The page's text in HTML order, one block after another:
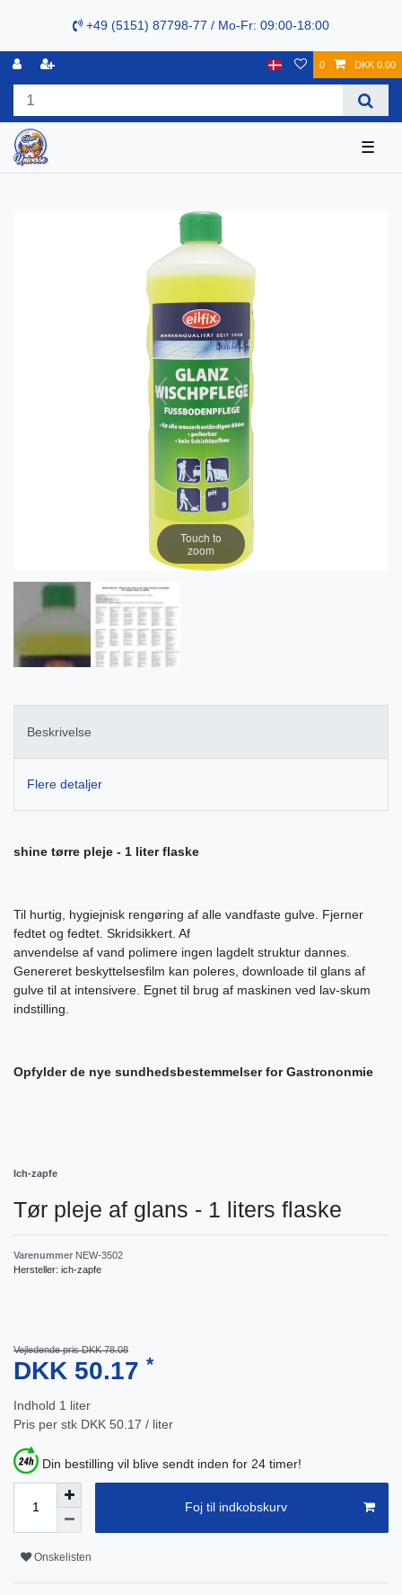
+49 (5151) 87798-77 / Mo-Fr: 09:00-18:00
0 DKK 0.00
☰
Touch to
zoom
Beskrivelse
Flere detaljer
shine tørre pleje - 1 liter flaske
Til hurtig, hygiejnisk rengøring af alle vandfaste gulve. Fjerner
fedtet og fedtet. Skridsikkert. Af
anvendelse af vand polimere ingen lagdelt struktur dannes.
Genereret beskyttelsesfilm kan poleres, downloade til glans af
gulve til at intensivere. Egnet til brug af maskinen ved lav-skum
indstilling.
Opfylder de nye sundhedsbestemmelser for Gastrononmie
Ich-zapfe
Tør pleje af glans - 1 liters flaske
Varenummer NEW-3502
Hersteller: ich-zapfe
Vejledende pris DKK 78.08
DKK 50.17 *
Indhold 1 liter
Pris per stk DKK 50.17 / liter
Din bestilling vil blive sendt inden for 24 timer!
Foj til indkobskurv
Onskelisten